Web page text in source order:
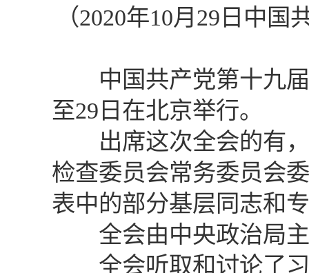
（2020年10月29日中
中国共产党第十九届
至29日在北京举行。
出席这次全会的有，
检查委员会常务委员会
表中的部分基层同志和
全会由中央政治局主
全会听取和讨论了习